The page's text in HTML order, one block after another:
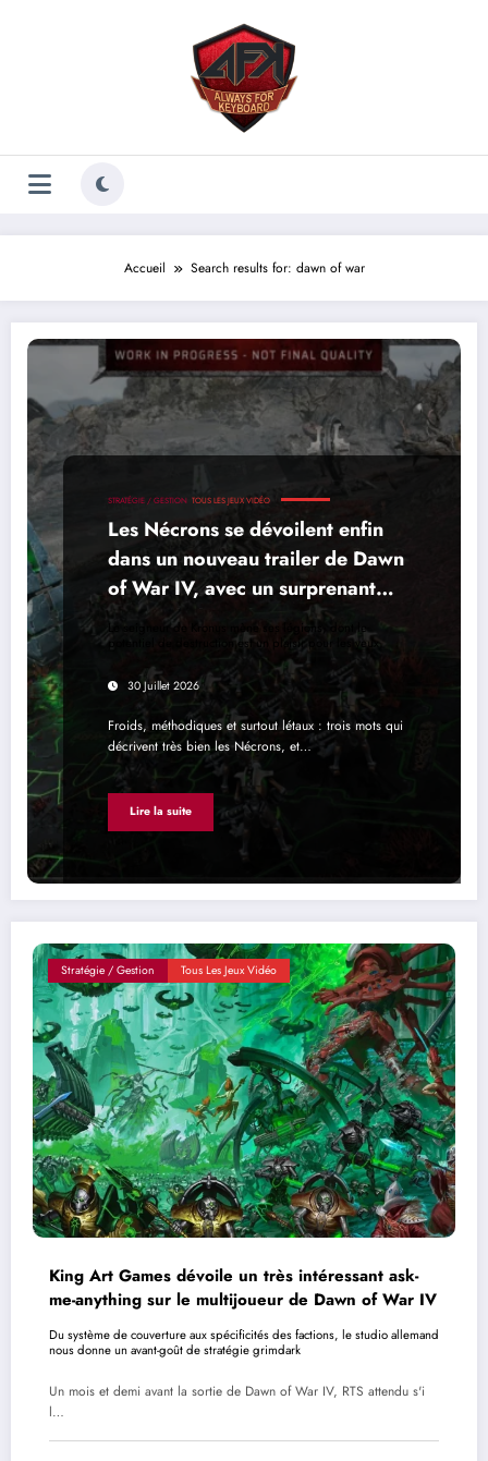
Accueil Search results for: dawn of war
STRATÉGIE / GESTION TOUS LES JEUX VIDÉO
Les Nécrons se dévoilent enfin
dans un nouveau trailer de Dawn
of War IV, avec un surprenant
retour d’Ahmnok
Le seigneur de Kronus mène ses légions, dont le
potentiel de destruction est un plaisir pour les yeux
30 Juillet 2026
Froids, méthodiques et surtout létaux : trois mots qui
décrivent très bien les Nécrons, et…
Lire la suite
Stratégie / Gestion Tous Les Jeux Vidéo
King Art Games dévoile un très intéressant ask-
me-anything sur le multijoueur de Dawn of War IV
Du système de couverture aux spécificités des factions, le studio allemand
nous donne un avant-goût de stratégie grimdark
Un mois et demi avant la sortie de Dawn of War IV, RTS attendu s'i
l…